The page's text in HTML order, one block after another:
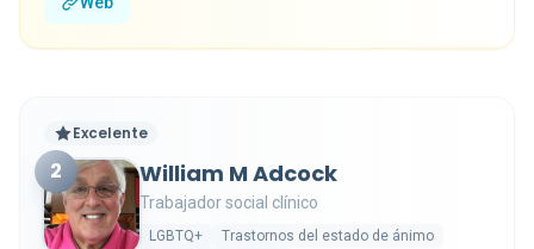
Excelente
2 William M Adcock
Trabajador social clínico
LGBTQ+
Trastornos del estado de ánimo